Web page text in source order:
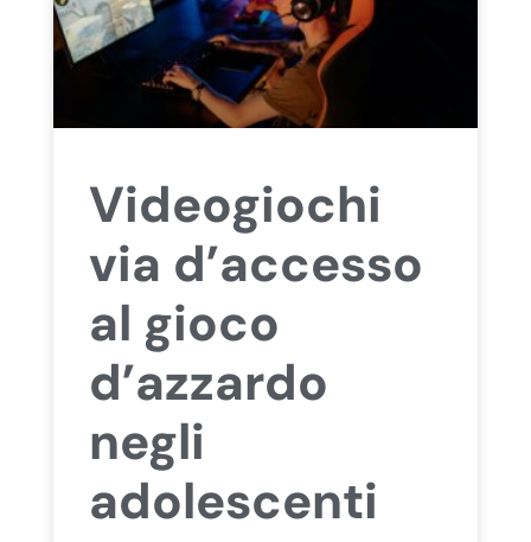
Videogiochi
via d’accesso
al gioco
d’azzardo
negli
adolescenti